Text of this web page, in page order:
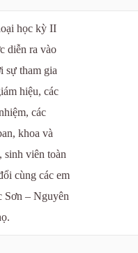
học kỳ II
diễn ra vào
sự tham gia
hiệu, các
các
khoa và
sinh viên toàn
cùng các em
Sơn – Nguyên